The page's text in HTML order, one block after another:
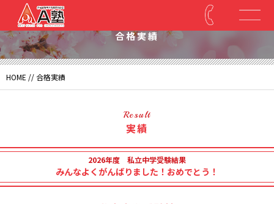
合格実績
HOME //合格実績
Result
実績
2026年度 私立中学受験結果
みんなよくがんばりました！おめでとう！